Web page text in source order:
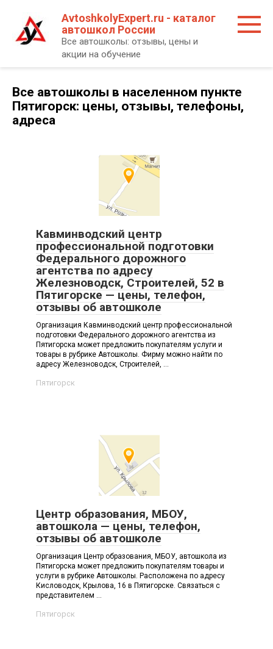
контенту
AvtoshkolyExpert.ru - каталог
автошкол России
Все автошколы: отзывы, цены и
акции на обучение
Все автошколы в населенном пункте
Пятигорск: цены, отзывы, телефоны,
адреса
Кавминводский центр
профессиональной подготовки
Федерального дорожного
агентства по адресу
Железноводск, Строителей, 52 в
Пятигорске — цены, телефон,
отзывы об автошколе
Организация Кавминводский центр профессиональной
подготовки Федерального дорожного агентства из
Пятигорска может предложить покупателям услуги и
товары в рубрике Автошколы. Фирму можно найти по
адресу Железноводск, Строителей, ...
Пятигорск
Центр образования, МБОУ,
автошкола — цены, телефон,
отзывы об автошколе
Организация Центр образования, МБОУ, автошкола из
Пятигорска может предложить покупателям товары и
услуги в рубрике Автошколы. Расположена по адресу
Кисловодск, Крылова, 16 в Пятигорске. Связаться с
представителем ...
Пятигорск